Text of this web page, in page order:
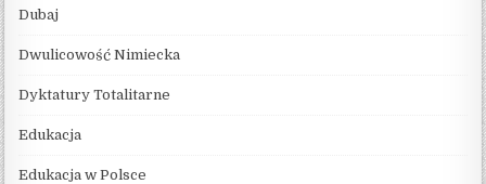
Dubaj
Dwulicowość Nimiecka
Dyktatury Totalitarne
Edukacja
Edukacja w Polsce